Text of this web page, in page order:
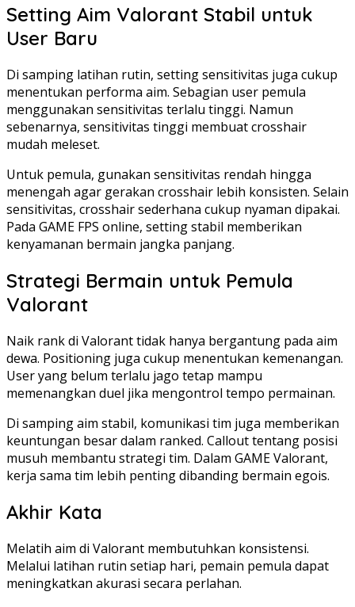
Setting Aim Valorant Stabil untuk
User Baru
Di samping latihan rutin, setting sensitivitas juga cukup
menentukan performa aim. Sebagian user pemula
menggunakan sensitivitas terlalu tinggi. Namun
sebenarnya, sensitivitas tinggi membuat crosshair
mudah meleset.
Untuk pemula, gunakan sensitivitas rendah hingga
menengah agar gerakan crosshair lebih konsisten. Selain
sensitivitas, crosshair sederhana cukup nyaman dipakai.
Pada GAME FPS online, setting stabil memberikan
kenyamanan bermain jangka panjang.
Strategi Bermain untuk Pemula
Valorant
Naik rank di Valorant tidak hanya bergantung pada aim
dewa. Positioning juga cukup menentukan kemenangan.
User yang belum terlalu jago tetap mampu
memenangkan duel jika mengontrol tempo permainan.
Di samping aim stabil, komunikasi tim juga memberikan
keuntungan besar dalam ranked. Callout tentang posisi
musuh membantu strategi tim. Dalam GAME Valorant,
kerja sama tim lebih penting dibanding bermain egois.
Akhir Kata
Melatih aim di Valorant membutuhkan konsistensi.
Melalui latihan rutin setiap hari, pemain pemula dapat
meningkatkan akurasi secara perlahan.